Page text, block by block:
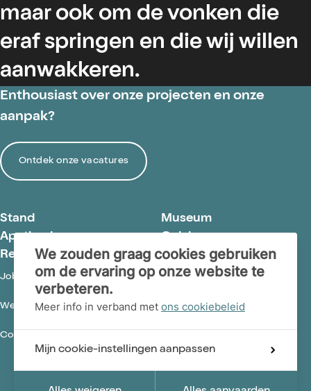
maar ook om de vonken die
eraf springen en die wij willen
aanwakkeren.
Enthousiast over onze projecten en onze
aanpak?
Ontdek onze vacatures
Stand
Apotheek
Retail
Museum
Colab
Jobs@pluo Contact
Wettelijke vermeldingen Cookies policy
Cookie Settings
We zouden graag cookies gebruiken
om de ervaring op onze website te
verbeteren.
Meer info in verband met ons cookiebeleid
Mijn cookie-instellingen aanpassen